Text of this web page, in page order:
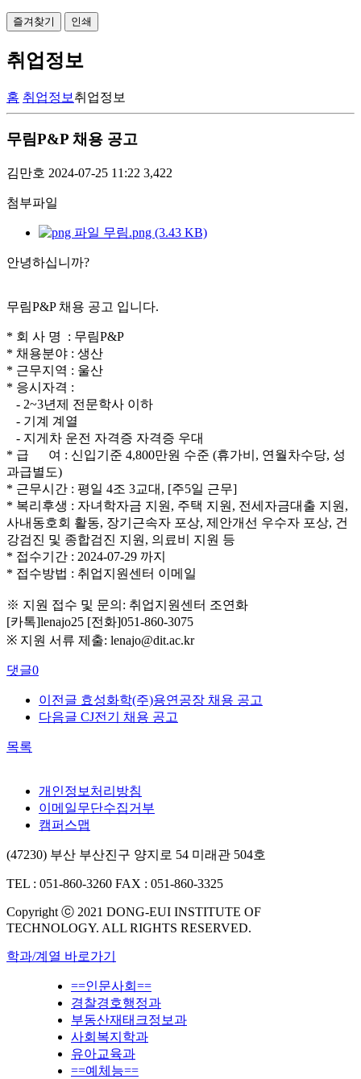
즐겨찾기 인쇄
취업정보
홈 취업정보 취업정보
무림P&P 채용 공고
김만호 2024-07-25 11:22 3,422
첨부파일
무림.png (3.43 KB)
안녕하십니까?
무림P&P 채용 공고 입니다.
* 회 사 명
: 무림P&P
* 채용분야 : 생산
* 근무지역 : 울산
* 응시자격 :
- 2~3년제 전문학사 이하
- 기계 계열
- 지게차 운전 자격증 자격증 우대
* 급 여 : 신입기준 4,800만원 수준 (휴가비, 연월차수당, 성
과급별도)
* 근무시간 : 평일 4조 3교대, [주5일 근무]
* 복리후생 : 자녀학자금 지원, 주택 지원, 전세자금대출 지원,
사내동호회 활동, 장기근속자 포상, 제안개선 우수자 포상, 건
강검진 및 종합검진 지원, 의료비 지원 등
* 접수기간 : 2024-07-29 까지
* 접수방법 : 취업지원센터 이메일
※ 지원 접수 및 문의: 취업지원센터 조연화
[카톡]lenajo25 [전화]051-860-3075
※ 지원 서류 제출: lenajo@dit.ac.kr
댓글0
이전글 효성화학(주)용연공장 채용 공고
다음글 CJ전기 채용 공고
목록
개인정보처리방침
이메일무단수집거부
캠퍼스맵
(47230) 부산 부산진구 양지로 54 미래관 504호
TEL : 051-860-3260 FAX : 051-860-3325
Copyright ⓒ 2021 DONG-EUI INSTITUTE OF
TECHNOLOGY. ALL RIGHTS RESERVED.
학과/계열 바로가기
==인문사회==
경찰경호행정과
부동산재태크정보과
사회복지학과
유아교육과
==예체능==